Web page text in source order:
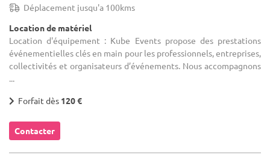
Déplacement jusqu'a 100kms
Location de matériel
Location d'équipement : Kube Events propose des prestations
événementielles clés en main pour les professionnels, entreprises,
collectivités et organisateurs d’événements. Nous accompagnons
...
Forfait dès 120 €
Contacter